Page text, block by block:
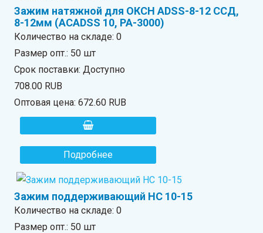
Зажим натяжной для ОКСН ADSS-8-12 ССД,
8-12мм (ACADSS 10, PA-3000)
Количество на складе:0
Размер опт.: 50 шт
Срок поставки: Доступно
708.00 RUB
Оптовая цена:672.60 RUB
Подробнее
Зажим поддерживающий HC 10-15
Количество на складе:0
Размер опт.: 50 шт